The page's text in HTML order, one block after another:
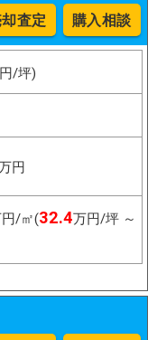
査定 購入相談
/坪)
円
/㎡(32.4万円/坪 ～